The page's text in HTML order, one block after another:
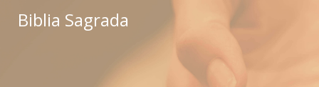
Biblia Sagrada